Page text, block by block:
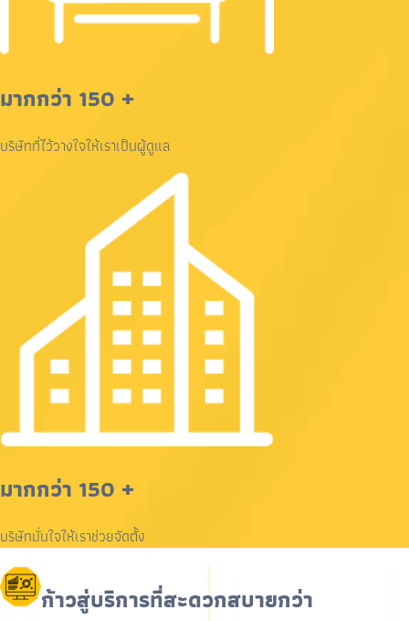
มากกว่า 150 +
บริษัทที่ไว้วางใจให้เราเป็นผู้ดูแล
มากกว่า 150 +
บริษัทมั่นใจให้เราช่วยจัดตั้ง
ก้าวสู่บริการที่สะดวกสบายกว่า